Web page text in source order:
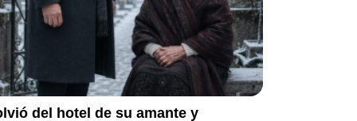
del hotel de su amante y